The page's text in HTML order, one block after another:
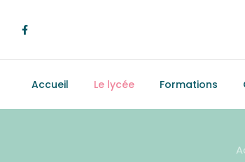
Accueil Le lycée Formations